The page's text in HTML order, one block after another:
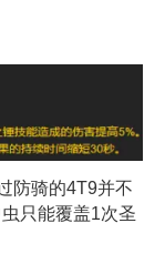
防骑的4T9并不
只能覆盖1次圣